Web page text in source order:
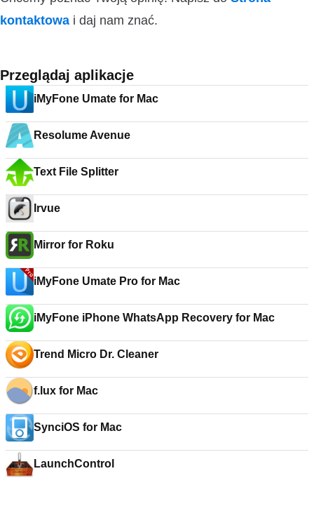
kontaktowa i daj nam znać.
Przeglądaj aplikacje
iMyFone Umate for Mac
Resolume Avenue
Text File Splitter
Irvue
Mirror for Roku
iMyFone Umate Pro for Mac
iMyFone iPhone WhatsApp Recovery for Mac
Trend Micro Dr. Cleaner
f.lux for Mac
SynciOS for Mac
LaunchControl